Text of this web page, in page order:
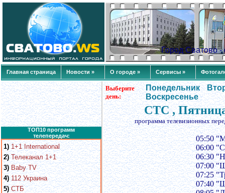
Город Сватово
Главная страница Новости » О городе » Сервисы »
ТОП10 программ
телепередач:
1) 1+1 International
2) Телеканал 1+1
3) Baby TV
4) 112 Украина
5) СТБ
Выберите
день:
Понедельник
Воскресенье
СТС , Пятница
программа телевизионных
05:50
06:00
06:30
07:00
07:25
07:40